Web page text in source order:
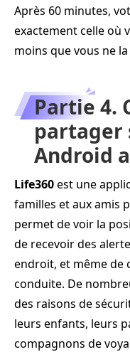
Après 60 minutes,
exactement celle où
moins que vous ne
Partie 4.
partager
Android
Life360est une
familles et aux amis
permet de voir la
de recevoir des
endroit, et même de
conduite. De
des raisons de
leurs enfants, leurs
compagnons de